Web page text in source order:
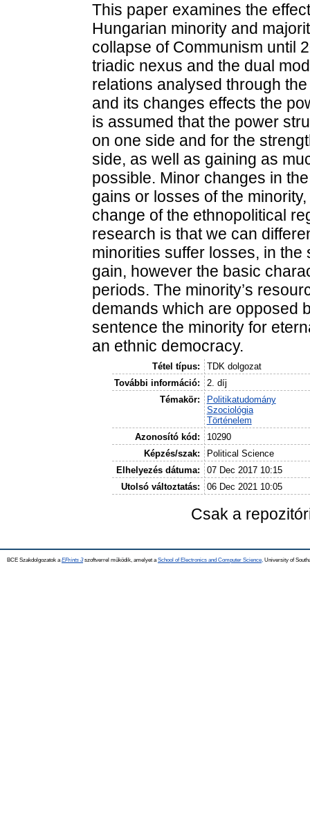
This paper examines the
Hungarian minority and
collapse of Communism until
triadic nexus and the dual
relations analysed through
and its changes effects the
is assumed that the power
on one side and for the
side, as well as gaining as
possible. Minor changes in
gains or losses of the
change of the ethnopolitical
research is that we can
minorities suffer losses, in
gain, however the basic
periods. The minority’s
demands which are opposed
sentence the minority for
an ethnic democracy.
Tétel típus:
TDK dolgozat
További információ:
2. díj
Témakör:
Politikatudomány
Szociológia
Történelem
Azonosító kód:
10290
Képzés/szak:
Political Science
Elhelyezés dátuma:
07 Dec 2017 10:15
Utolsó változtatás:
06 Dec 2021 10:05
Csak a
BCE Szakdolgozatok a EPrints 3szoftverrel működik, amelyet a School of Electronics and Computer Science, University of